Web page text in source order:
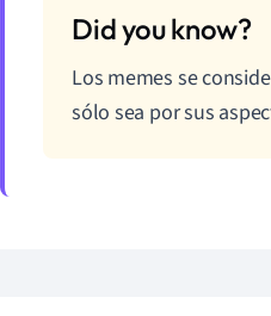
Los memes se
sólo sea por sus